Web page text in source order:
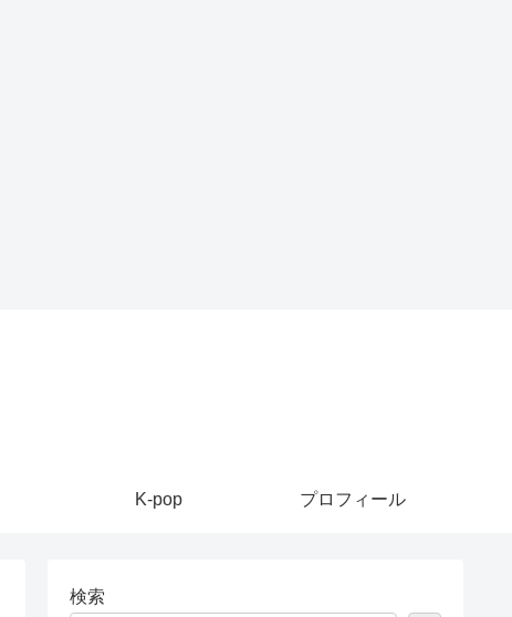
K-pop プロフィール
検索